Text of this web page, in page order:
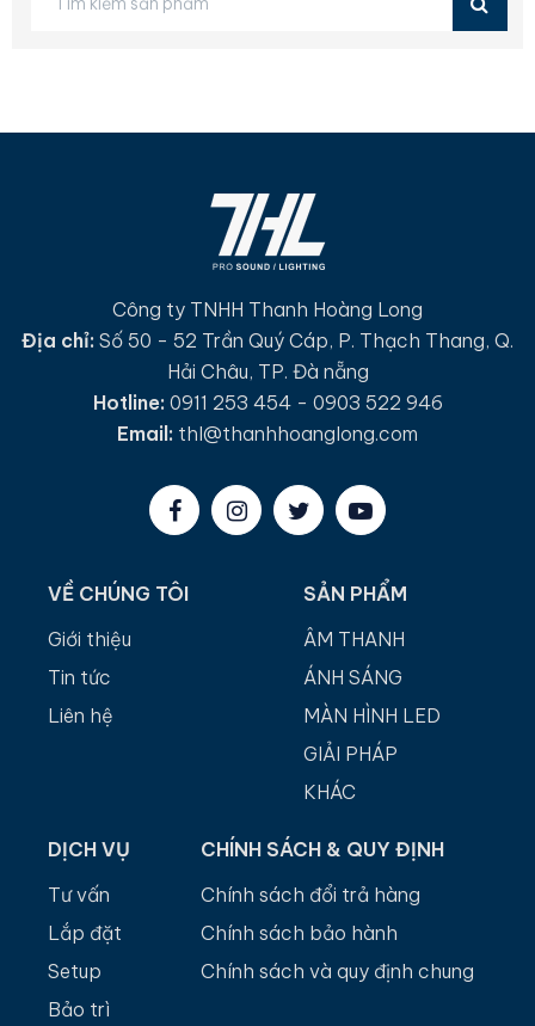
Công ty TNHH Thanh Hoàng Long
Địa chỉ: Số 50 - 52 Trần Quý Cáp, P. Thạch Thang, Q.
Hải Châu, TP. Đà nẵng
Hotline: 0911 253 454 - 0903 522 946
Email: thl@thanhhoanglong.com
VỀ CHÚNG TÔI
Giới thiệu
Tin tức
Liên hệ
SẢN PHẨM
ÂM THANH
ÁNH SÁNG
MÀN HÌNH LED
GIẢI PHÁP
KHÁC
DỊCH VỤ
Tư vấn
Lắp đặt
Setup
Bảo trì
CHÍNH SÁCH & QUY ĐỊNH
Chính sách đổi trả hàng
Chính sách bảo hành
Chính sách và quy định chung